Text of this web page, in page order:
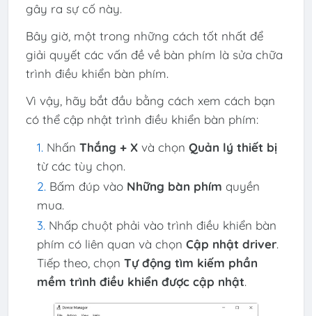
gây ra sự cố này.
Bây giờ, một trong những cách tốt nhất để
giải quyết các vấn đề về bàn phím là sửa chữa
trình điều khiển bàn phím.
Vì vậy, hãy bắt đầu bằng cách xem cách bạn
có thể cập nhật trình điều khiển bàn phím:
Nhấn Thắng + Xvà chọn Quản lý thiết bị
từ các tùy chọn.
Bấm đúp vào Những bàn phím quyền
mua.
Nhấp chuột phải vào trình điều khiển bàn
phím có liên quan và chọn Cập nhật driver.
Tiếp theo, chọn Tự động tìm kiếm phần
mềm trình điều khiển được cập nhật.